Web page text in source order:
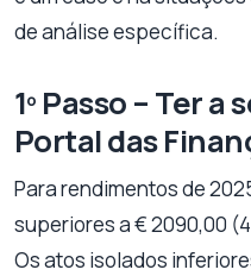
de análise específica.
1º Passo – Ter
Portal das
Para rendimentos de
superiores a € 2090,00
Os atos isolados